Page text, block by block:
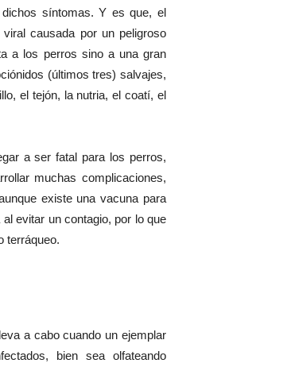
síntomas. Y es que, el
causada por un peligroso
a los perros sino a una gran
(últimos tres) salvajes,
el tejón, la nutria, el coatí, el
a ser fatal para los perros,
muchas complicaciones,
existe una vacuna para
evitar un contagio, por lo que
terráqueo.
a cabo cuando un ejemplar
bien sea olfateando